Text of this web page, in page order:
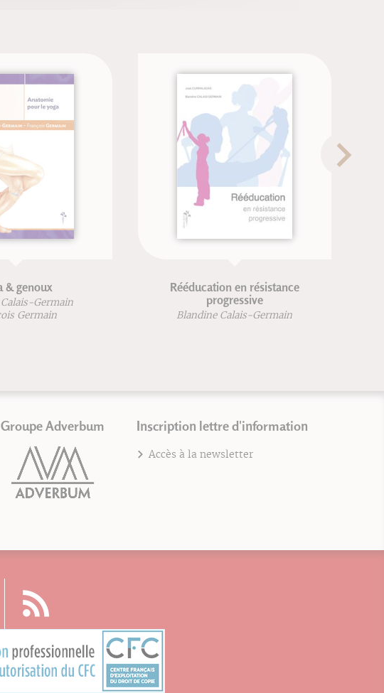
Rééducation en résistance
Blandine Calais-Germain
Groupe Adverbum Inscription lettre d'information
Accès à la newsletter